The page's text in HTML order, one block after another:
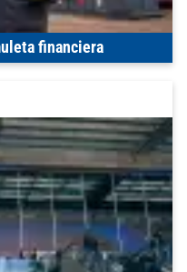
financiera